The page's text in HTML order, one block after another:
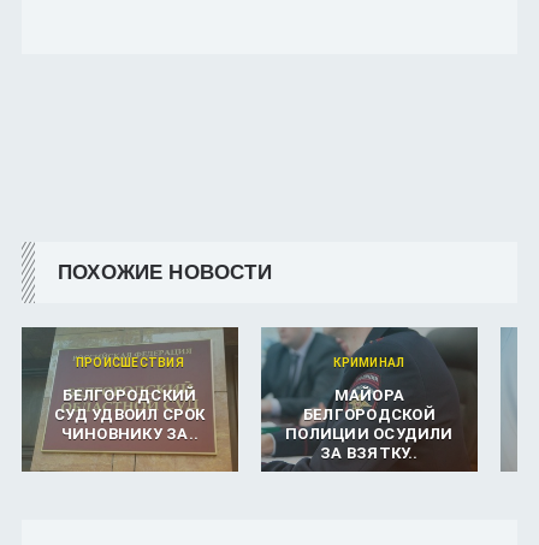
ПОХОЖИЕ НОВОСТИ
ПРОИСШЕСТВИЯ
БЕЛГОРОДСКИЙ
СУД УДВОИЛ СРОК
ЧИНОВНИКУ ЗА..
КРИМИНАЛ
МАЙОРА
БЕЛГОРОДСКОЙ
ПОЛИЦИИ ОСУДИЛИ
ЗА ВЗЯТКУ..